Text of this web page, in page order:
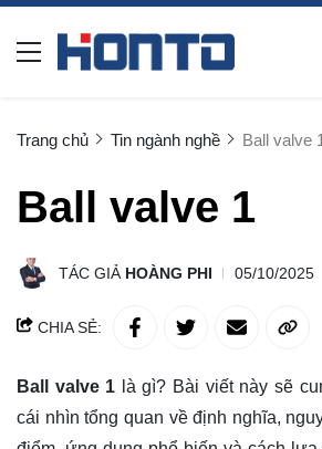
Trang chủ Tin ngành nghề Ball valve 1
Ball valve 1
TÁC GIẢ HOÀNG PHI 05/10/2025
CHIA SẺ:
Ball valve 1 là gì? Bài viết này sẽ
cái nhìn tổng quan về định nghĩa,